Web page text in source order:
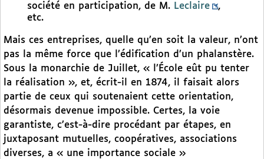
société en participation, de M. Leclaire
,
etc.
Mais ces entreprises, quelle qu’en soit la valeur, n’ont
pas la même force que l’édification d’un phalanstère.
Sous la monarchie de Juillet, « l’École eût pu tenter
la réalisation », et, écrit-il en 1874, il faisait alors
partie de ceux qui soutenaient cette orientation,
désormais devenue impossible. Certes, la voie
garantiste, c’est-à-dire procédant par étapes, en
juxtaposant mutuelles, coopératives, associations
diverses, a « une importance sociale »